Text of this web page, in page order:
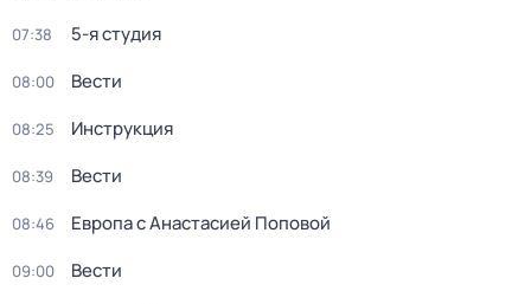
07:38 5-я студия
08:00 Вести
08:25 Инструкция
08:39 Вести
08:46 Европа с Анастасией Поповой
09:00 Вести